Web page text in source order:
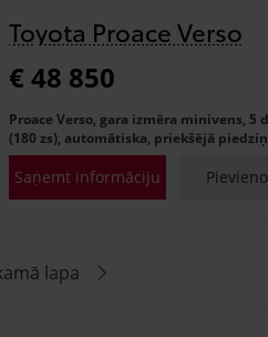
Toyota Proace Verso
€ 48 850
Proace Verso, gara izmēra minivens, 5
(180 zs), automātiska, priekšējā
Saņemt informāciju
lapa